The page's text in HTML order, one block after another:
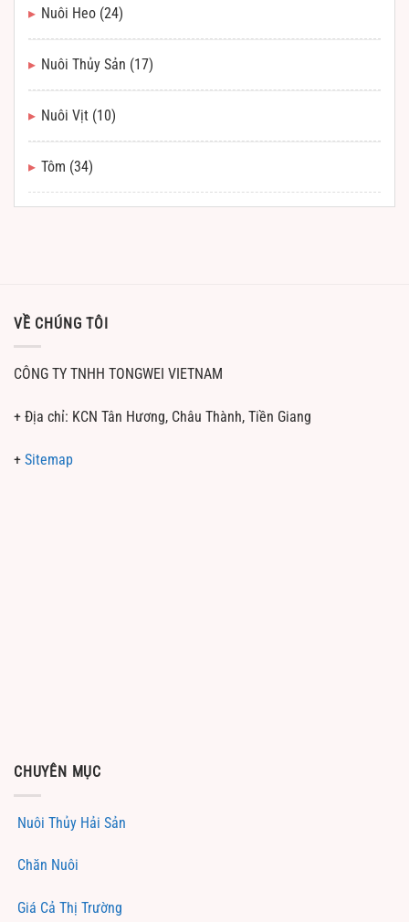
Nuôi Heo (24)
Nuôi Thủy Sản (17)
Nuôi Vịt (10)
Tôm (34)
VỀ CHÚNG TÔI
CÔNG TY TNHH TONGWEI VIETNAM
+ Địa chỉ: KCN Tân Hương, Châu Thành, Tiền Giang
+ Sitemap
CHUYÊN MỤC
Nuôi Thủy Hải Sản
Chăn Nuôi
Giá Cả Thị Trường